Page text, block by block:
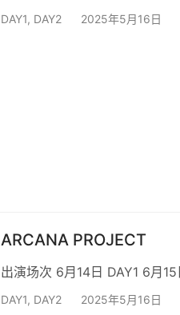
DAY1, DAY2 2025年5月16日
ARCANA PROJECT
出演场次 6月14日 DAY1 6月
DAY1, DAY2 2025年5月16日